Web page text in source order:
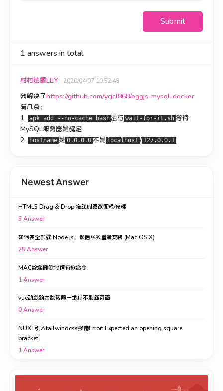
Submit
1 answers in total
村村达蒙LEY 2020/04/07 10:52:48
我解决了https://github.com/ycjcl868/eggjs-mysql-docker
有几点：
1. apk add --no-cache bash 运行 wait-for-it.sh 等待
MySQL服务器是确定
2.
hostname 是 0.0.0.0 不是 localhost / 127.0.0.1
Newest Answer
HTML5 Drag & Drop 拖动时更改图标/光标
5 Answer
如何完全卸载 Node.js，然后从头重新安装 (Mac OS X)
25 Answer
MAC终端删除代理有效命令
1Answer
vue动态路由跳转同一地址不刷新页面
0Answer
NUXT引入tailwindcss报错Error: Expected an opening square
bracket.
1Answer